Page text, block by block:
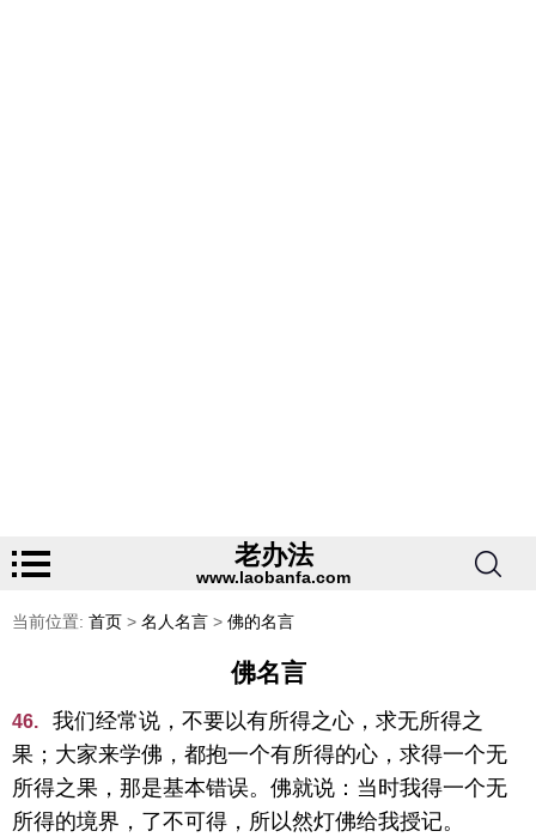
老办法
www.laobanfa.com
当前位置: 首页 > 名人名言 > 佛的名言
佛名言
46.
我们经常说，不要以有所得之心，求无所得之
果；大家来学佛，都抱一个有所得的心，求得一个无
所得之果，那是基本错误。佛就说：当时我得一个无
所得的境界，了不可得，所以然灯佛给我授记。